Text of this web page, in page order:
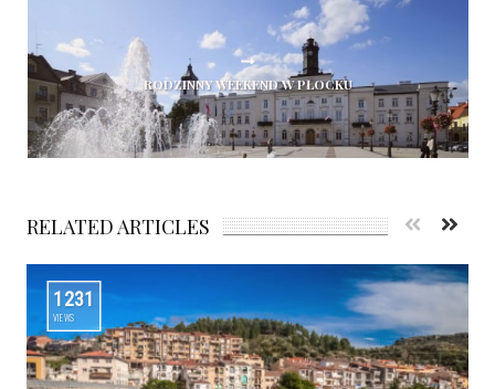
RODZINNY WEEKEND W PŁOCKU
RELATED ARTICLES
1231
VIEWS